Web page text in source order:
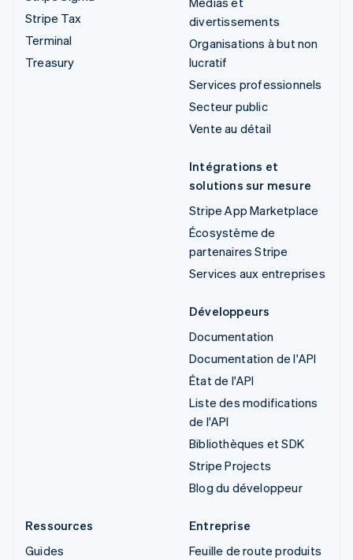
Stripe Tax
Terminal
Treasury
divertissements
Organisations à but non
lucratif
Services professionnels
Secteur public
Vente au détail
Intégrations et
solutions sur mesure
Stripe App Marketplace
Écosystème de
partenaires Stripe
Services aux entreprises
Développeurs
Documentation
Documentation de l'API
État de l'API
Liste des modifications
de l'API
Bibliothèques et SDK
Stripe Projects
Blog du développeur
Ressources
Guides
Entreprise
Feuille de route produits